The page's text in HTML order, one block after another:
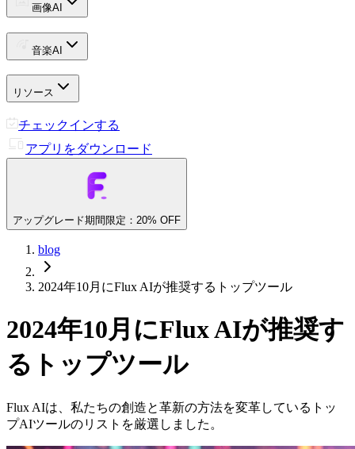
画像AI
音楽AI
リソース
チェックインする
アプリをダウンロード
アップグレード期間限定：20% OFF
blog
2024年10月にFlux AIが推奨するトップツール
2024年10月にFlux AIが推奨す
るトップツール
Flux AIは、私たちの創造と革新の方法を変革しているトッ
プAIツールのリストを厳選しました。